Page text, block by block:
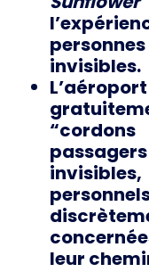
invisibles.
leur